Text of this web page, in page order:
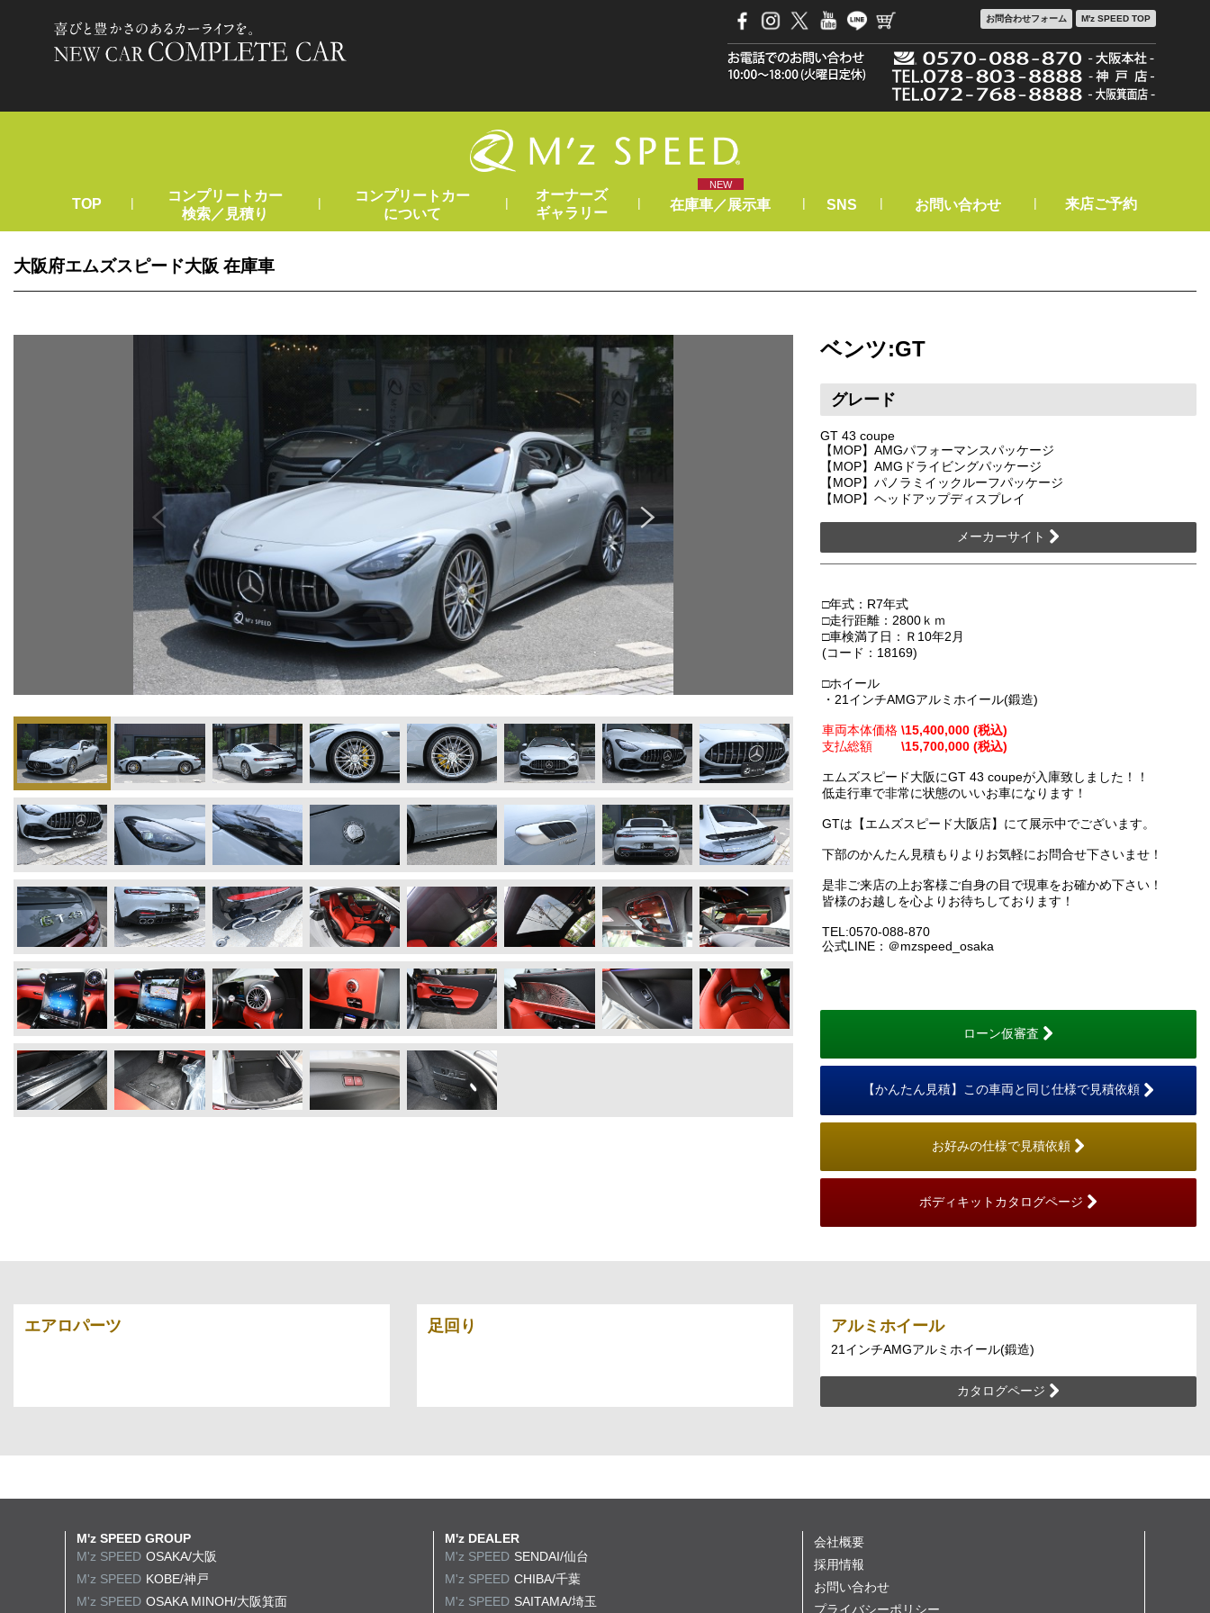
お問合わせフォーム M'z SPEED TOP
TOP |
コンプリートカー
検索／見積り
|
コンプリートカー
について
|
オーナーズ
ギャラリー
|
NEW
在庫車／展示車 | SNS | お問い合わせ | 来店ご予約
大阪府エムズスピード大阪 在庫車
ベンツ:GT
グレード
GT 43 coupe
【MOP】AMGパフォーマンスパッケージ
【MOP】AMGドライビングパッケージ
【MOP】パノラミイックルーフパッケージ
【MOP】ヘッドアップディスプレイ
メーカーサイト
□年式：R7年式
□走行距離：2800ｋｍ
□車検満了日：Ｒ10年2月
(コード：18169)
□ホイール
・21インチAMGアルミホイール(鍛造)
車両本体価格 \15,400,000 (税込)
支払総額 \15,700,000 (税込)
エムズスピード大阪にGT 43 coupeが入庫致しました！！
低走行車で非常に状態のいいお車になります！
GTは【エムズスピード大阪店】にて展示中でございます。
下部のかんたん見積もりよりお気軽にお問合せ下さいませ！
是非ご来店の上お客様ご自身の目で現車をお確かめ下さい！
皆様のお越しを心よりお待ちしております！
TEL:0570-088-870
公式LINE：＠mzspeed_osaka
ローン仮審査
【かんたん見積】この車両と同じ仕様で見積依頼
お好みの仕様で見積依頼
ボディキットカタログページ
エアロパーツ 足回り アルミホイール
21インチAMGアルミホイール(鍛造)
カタログページ
M'z SPEED GROUP
M'z SPEED OSAKA/大阪
M'z SPEED KOBE/神戸
M'z SPEED OSAKA MINOH/大阪箕面
M'z DEALER
M'z SPEED SENDAI/仙台
M'z SPEED CHIBA/千葉
M'z SPEED SAITAMA/埼玉
会社概要
採用情報
お問い合わせ
プライバシーポリシー